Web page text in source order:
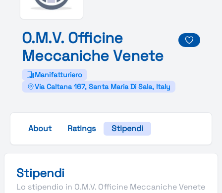
O.M.V. Officine
Meccaniche Venete
Manifatturiero
Via Caltana 167, Santa Maria Di Sala, Italy
About Ratings Stipendi
Stipendi
Lo stipendio in O.M.V. Officine Meccaniche Venete